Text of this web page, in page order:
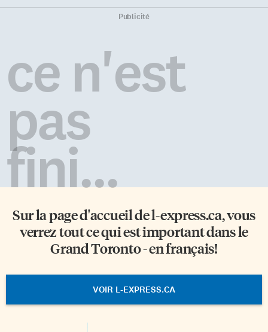
Publicité
ce n'est
pas
fini...
Sur la page d'accueil del-express.ca, vous
verrez tout ce qui est important dans le
Grand Toronto - en français!
VOIR L-EXPRESS.CA